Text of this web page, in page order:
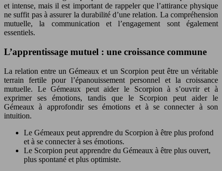
et intense, mais il est important de rappeler que l’attirance physique
ne suffit pas à assurer la durabilité d’une relation. La compréhension
mutuelle, la communication et l’engagement sont également
essentiels.
L’apprentissage mutuel : une croissance commune
La relation entre un Gémeaux et un Scorpion peut être un véritable
terrain fertile pour l’épanouissement personnel et la croissance
mutuelle. Le Gémeaux peut aider le Scorpion à s’ouvrir et à
exprimer ses émotions, tandis que le Scorpion peut aider le
Gémeaux à approfondir ses émotions et à se connecter à son
intuition.
Le Gémeaux peut apprendre du Scorpion à être plus profond
et à se connecter à ses émotions.
Le Scorpion peut apprendre du Gémeaux à être plus ouvert,
plus spontané et plus optimiste.